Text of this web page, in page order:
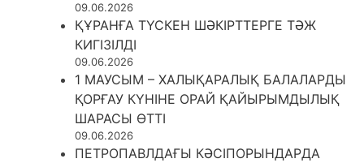
09.06.2026
ҚҰРАНҒА ТҮСКЕН ШӘКІРТТЕРГЕ ТӘЖ
КИГІЗІЛДІ
09.06.2026
1 МАУСЫМ – ХАЛЫҚАРАЛЫҚ БАЛАЛАРДЫ
ҚОРҒАУ КҮНІНЕ ОРАЙ ҚАЙЫРЫМДЫЛЫҚ
ШАРАСЫ ӨТТІ
09.06.2026
ПЕТРОПАВЛДАҒЫ КӘСІПОРЫНДАРДА